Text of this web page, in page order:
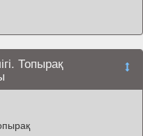
Топырақ